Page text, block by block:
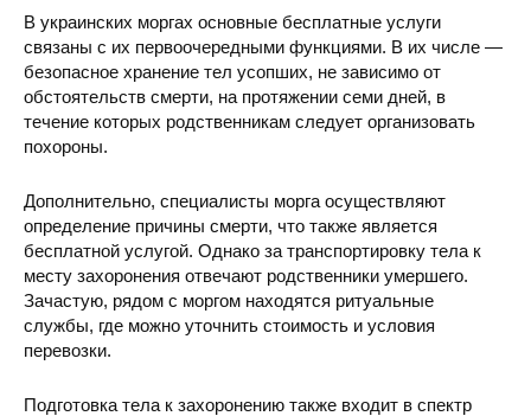
В украинских моргах основные бесплатные услуги
связаны с их первоочередными функциями. В их числе —
безопасное хранение тел усопших, не зависимо от
обстоятельств смерти, на протяжении семи дней, в
течение которых родственникам следует организовать
похороны.
Дополнительно, специалисты морга осуществляют
определение причины смерти, что также является
бесплатной услугой. Однако за транспортировку тела к
месту захоронения отвечают родственники умершего.
Зачастую, рядом с моргом находятся ритуальные
службы, где можно уточнить стоимость и условия
перевозки.
Подготовка тела к захоронению также входит в спектр